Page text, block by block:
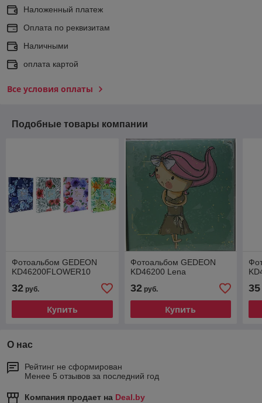
Наложенный платеж
Оплата по реквизитам
Наличными
оплата картой
Все условия оплаты
Подобные товары компании
Фотоальбом GEDEON
KD46200FLOWER10
32 руб.
Купить
Фотоальбом GEDEON
KD46200 Lena
32руб.
Купить
35
О нас
Рейтинг не сформирован
Менее 5 отзывов за последний год
Компания продает на Deal.by